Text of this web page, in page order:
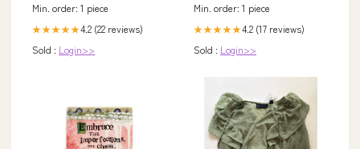
Min. order: 1 piece
★★★★★4.2 (22 reviews)
Sold : Login>>
Min. order: 1 piece
★★★★★4.2 (17 reviews)
Sold : Login>>